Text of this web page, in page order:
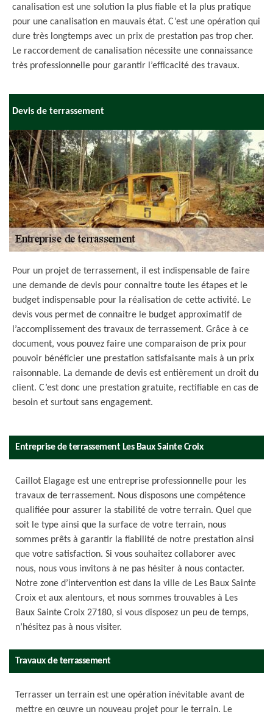
canalisation est une solution la plus fiable et la plus pratique
pour une canalisation en mauvais état. C’est une opération qui
dure très longtemps avec un prix de prestation pas trop cher.
Le raccordement de canalisation nécessite une connaissance
très professionnelle pour garantir l’efficacité des travaux.
Devis de terrassement
Pour un projet de terrassement, il est indispensable de faire
une demande de devis pour connaitre toute les étapes et le
budget indispensable pour la réalisation de cette activité. Le
devis vous permet de connaitre le budget approximatif de
l’accomplissement des travaux de terrassement. Grâce à ce
document, vous pouvez faire une comparaison de prix pour
pouvoir bénéficier une prestation satisfaisante mais à un prix
raisonnable. La demande de devis est entièrement un droit du
client. C’est donc une prestation gratuite, rectifiable en cas de
besoin et surtout sans engagement.
Entreprise de terrassement Les Baux Sainte Croix
Caillot Elagage est une entreprise professionnelle pour les
travaux de terrassement. Nous disposons une compétence
qualifiée pour assurer la stabilité de votre terrain. Quel que
soit le type ainsi que la surface de votre terrain, nous
sommes prêts à garantir la fiabilité de notre prestation ainsi
que votre satisfaction. Si vous souhaitez collaborer avec
nous, nous vous invitons à ne pas hésiter à nous contacter.
Notre zone d’intervention est dans la ville de Les Baux Sainte
Croix et aux alentours, et nous sommes trouvables à Les
Baux Sainte Croix 27180, si vous disposez un peu de temps,
n’hésitez pas à nous visiter.
Travaux de terrassement
Terrasser un terrain est une opération inévitable avant de
mettre en œuvre un nouveau projet pour le terrain. Le